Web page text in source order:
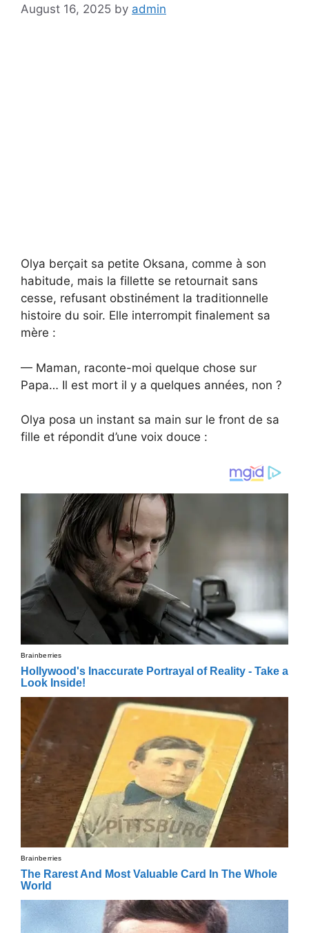
August 16, 2025 by admin
Olya berçait sa petite Oksana, comme à son
habitude, mais la fillette se retournait sans
cesse, refusant obstinément la traditionnelle
histoire du soir. Elle interrompit finalement sa
mère :
— Maman, raconte-moi quelque chose sur
Papa… Il est mort il y a quelques années, non ?
Olya posa un instant sa main sur le front de sa
fille et répondit d’une voix douce :